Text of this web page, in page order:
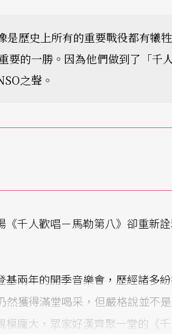
是歷史上所有的重要戰役都有犧牲
要的一勝。因為他們做到了「千人
之聲。
千人歡唱－馬勒第八》卻重新
基兩年的開季音樂會，歷經諸多
獲得滿堂喝采，但嚴格說並不
龐大，眾家好漢齊聚一堂的《千